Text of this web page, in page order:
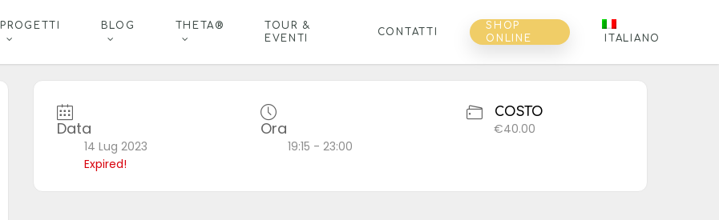
PROGETTI BLOG THETA®
TOUR &
EVENTI
CONTATTI
SHOP
ONLINE
ITALIANO
Data
14 Lug 2023
Expired!
Ora
19:15 - 23:00
COSTO
€40.00